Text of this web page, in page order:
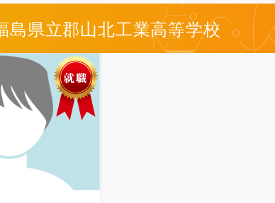
島県立郡山北工業高等学校